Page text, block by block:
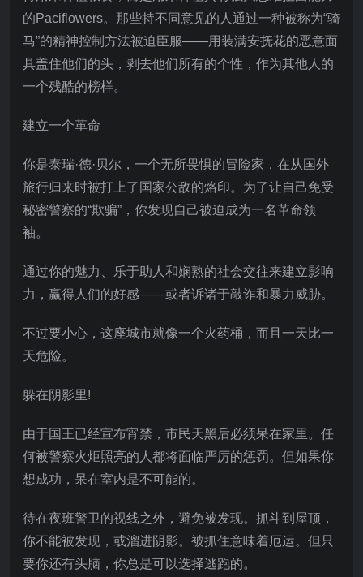
的Paciflowers。那些持不同意见的人通过一种被称为“骑
马”的精神控制方法被迫臣服——用装满安抚花的恶意面
具盖住他们的头，剥去他们所有的个性，作为其他人的
一个残酷的榜样。
建立一个革命
你是泰瑞·德·贝尔，一个无所畏惧的冒险家，在从国外
旅行归来时被打上了国家公敌的烙印。为了让自己免受
秘密警察的“欺骗”，你发现自己被迫成为一名革命领
袖。
通过你的魅力、乐于助人和娴熟的社会交往来建立影响
力，赢得人们的好感——或者诉诸于敲诈和暴力威胁。
不过要小心，这座城市就像一个火药桶，而且一天比一
天危险。
躲在阴影里!
由于国王已经宣布宵禁，市民天黑后必须呆在家里。任
何被警察火炬照亮的人都将面临严厉的惩罚。但如果你
想成功，呆在室内是不可能的。
待在夜班警卫的视线之外，避免被发现。抓斗到屋顶，
你不能被发现，或溜进阴影。被抓住意味着厄运。但只
要你还有头脑，你总是可以选择逃跑的。